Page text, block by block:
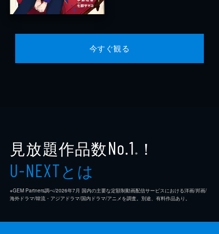
今すぐ観る
見放題作品数No.1 ※ ！
U-NEXTとは
※GEM Partners調べ/2026年7⽉ 国内の主要な定額制動画配信サービスにおける洋画/邦画/
海外ドラマ/韓流・アジアドラマ/国内ドラマ/アニメを調査。別途、有料作品あり。